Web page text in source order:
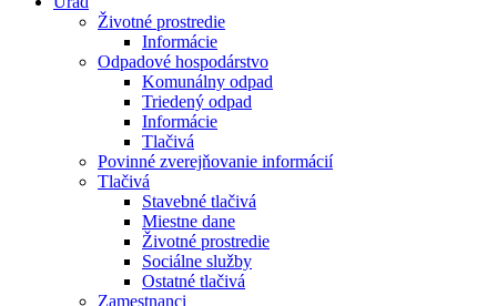
Životné prostredie
Informácie
Odpadové hospodárstvo
Komunálny odpad
Triedený odpad
Informácie
Tlačivá
Povinné zverejňovanie informácií
Tlačivá
Stavebné tlačivá
Miestne dane
Životné prostredie
Sociálne služby
Ostatné tlačivá
Zamestnanci